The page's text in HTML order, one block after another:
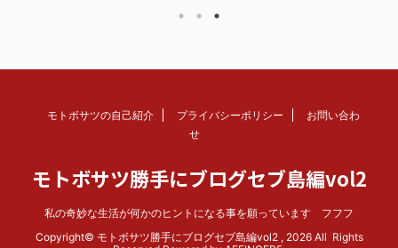
ボア
して
あるが、結構な割合で持ってきてい
スポットトがあり、フランチャイズコ
ーヒーショップでやっている2時間限定
本人は仕事がらみで緊急連絡が入った
TPO
く】
ドを
モトボサツの自己紹介 プライバシーポリシー
お問い合わ
せ
モトボサツ勝手にブログセブ島編vol2
私の奇妙な生活が何かのヒントになる事を願っています フフフ
Copyright© モトボサツ勝手にブログセブ島編vol2 , 2026 All Rights